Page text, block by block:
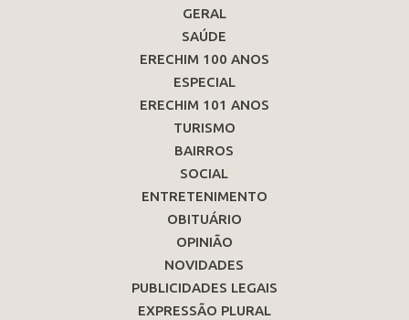
GERAL
SAÚDE
ERECHIM 100 ANOS
ESPECIAL
ERECHIM 101 ANOS
TURISMO
BAIRROS
SOCIAL
ENTRETENIMENTO
OBITUÁRIO
OPINIÃO
NOVIDADES
PUBLICIDADES LEGAIS
EXPRESSÃO PLURAL